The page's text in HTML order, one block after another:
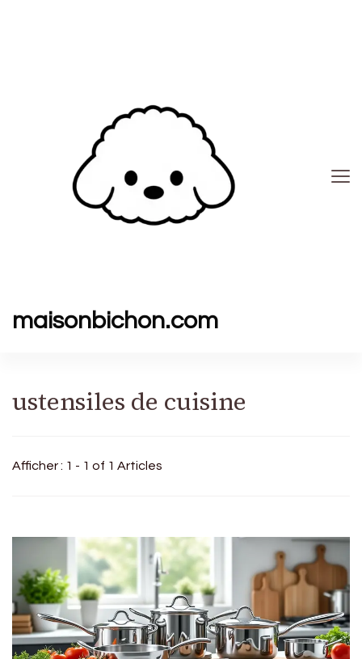
maisonbichon.com
ustensiles de cuisine
Afficher : 1 - 1 of 1 Articles